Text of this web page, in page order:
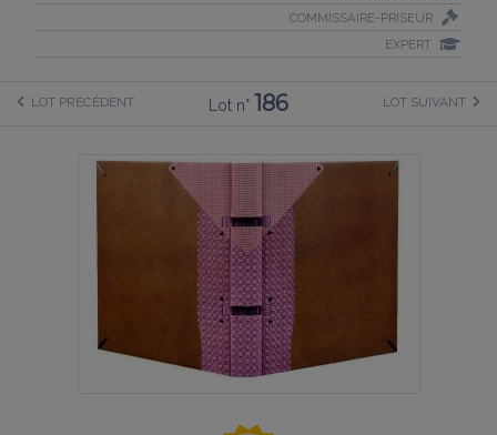
COMMISSAIRE-PRISEUR
EXPERT
LOT PRÉCÉDENT Lot n° 186 LOT SUIVANT